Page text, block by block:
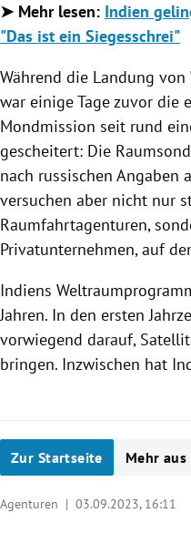
➤ Mehr lesen: Indien
"Das ist ein Siegesschrei"
Während die Landung von
war einige Tage zuvor die
Mondmission seit rund
gescheitert: Die
nach russischen Angaben
versuchen aber nicht nur
Raumfahrtagenturen,
Privatunternehmen, auf
Indiens
Jahren. In den ersten
vorwiegend darauf,
bringen. Inzwischen hat
Zur Startseite Mehr
Agenturen | 03.09.2023, 16:11